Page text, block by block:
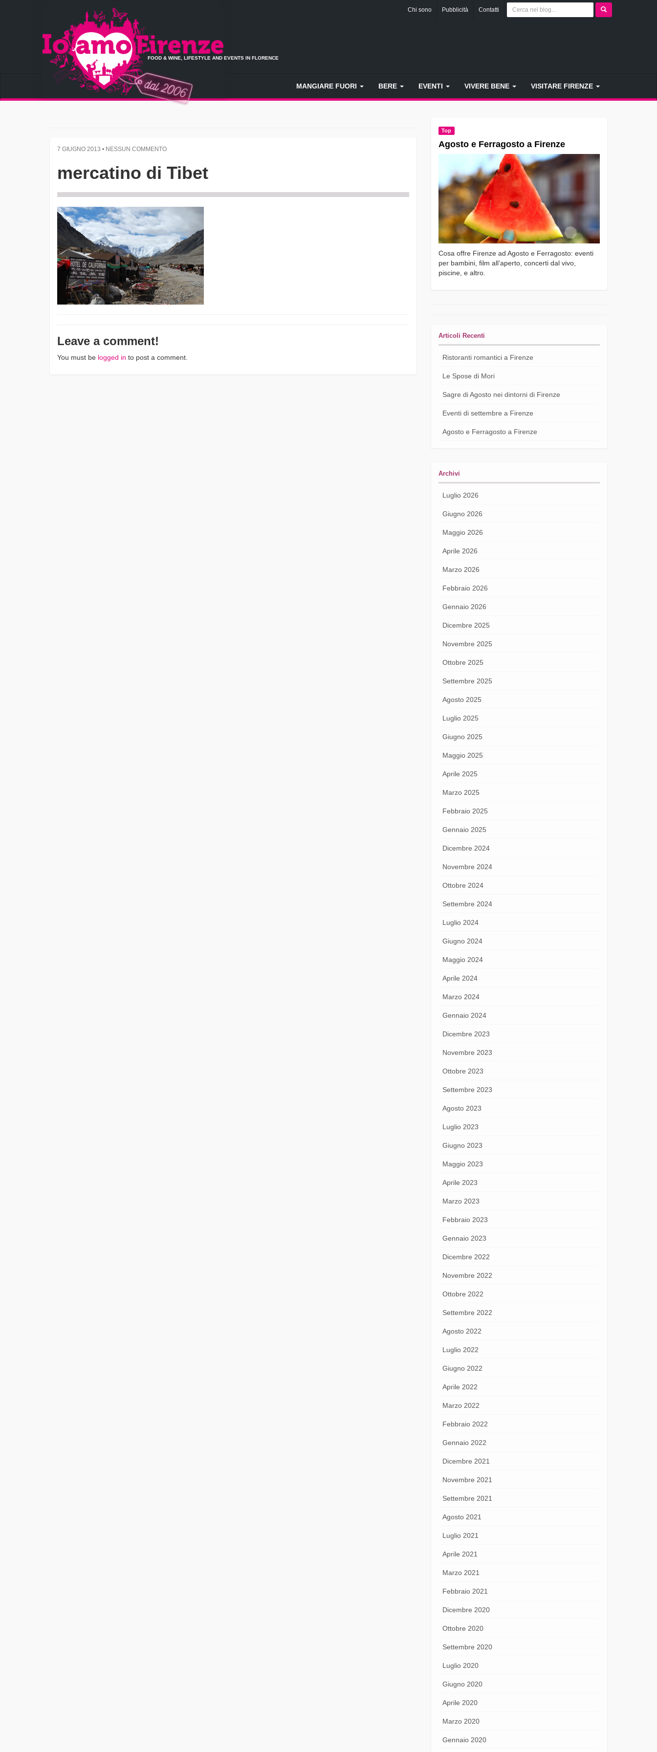
Chi sono Pubblicità Contatti
FOOD & WINE, LIFESTYLE AND EVENTS IN FLORENCE
MANGIARE FUORI BERE EVENTI VIVERE BENE VISITARE FIRENZE
7 GIUGNO 2013 • NESSUN COMMENTO
mercatino di Tibet
Leave a comment!
You must be logged in to post a comment.
Top
Agosto e Ferragosto a Firenze
Cosa offre Firenze ad Agosto e Ferragosto: eventi
per bambini, film all’aperto, concerti dal vivo,
piscine, e altro.
Articoli Recenti
Ristoranti romantici a Firenze
Le Spose di Mori
Sagre di Agosto nei dintorni di Firenze
Eventi di settembre a Firenze
Agosto e Ferragosto a Firenze
Archivi
Luglio 2026
Giugno 2026
Maggio 2026
Aprile 2026
Marzo 2026
Febbraio 2026
Gennaio 2026
Dicembre 2025
Novembre 2025
Ottobre 2025
Settembre 2025
Agosto 2025
Luglio 2025
Giugno 2025
Maggio 2025
Aprile 2025
Marzo 2025
Febbraio 2025
Gennaio 2025
Dicembre 2024
Novembre 2024
Ottobre 2024
Settembre 2024
Luglio 2024
Giugno 2024
Maggio 2024
Aprile 2024
Marzo 2024
Gennaio 2024
Dicembre 2023
Novembre 2023
Ottobre 2023
Settembre 2023
Agosto 2023
Luglio 2023
Giugno 2023
Maggio 2023
Aprile 2023
Marzo 2023
Febbraio 2023
Gennaio 2023
Dicembre 2022
Novembre 2022
Ottobre 2022
Settembre 2022
Agosto 2022
Luglio 2022
Giugno 2022
Aprile 2022
Marzo 2022
Febbraio 2022
Gennaio 2022
Dicembre 2021
Novembre 2021
Settembre 2021
Agosto 2021
Luglio 2021
Aprile 2021
Marzo 2021
Febbraio 2021
Dicembre 2020
Ottobre 2020
Settembre 2020
Luglio 2020
Giugno 2020
Aprile 2020
Marzo 2020
Gennaio 2020